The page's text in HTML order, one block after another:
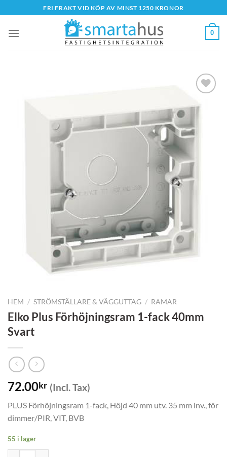
to
content
FRI FRAKT VID KÖP AV MINST 1250 KRONOR
0
HEM / STRÖMSTÄLLARE & VÄGGUTTAG / RAMAR
Elko Plus Förhöjningsram 1-fack 40mm
Svart
72.00kr (Incl. Tax)
PLUS Förhöjningsram 1-fack, Höjd 40 mm utv. 35 mm inv., för
dimmer/PIR, VIT, BVB
55 i lager